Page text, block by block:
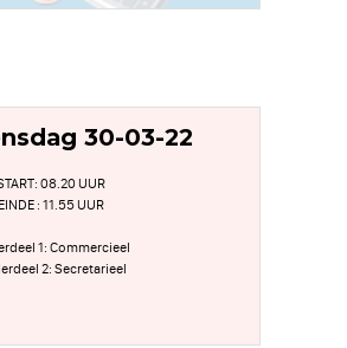
30-03-22
08.20 UUR
EINDE : 11.55 UUR
1: Commercieel
2: Secretarieel